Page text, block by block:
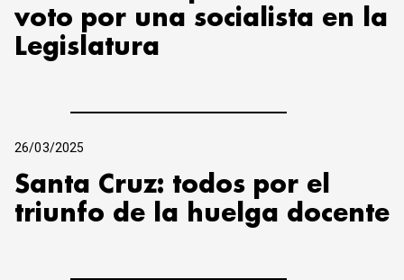
voto por una socialista en la
Legislatura
26/03/2025
Santa Cruz: todos por el
triunfo de la huelga docente